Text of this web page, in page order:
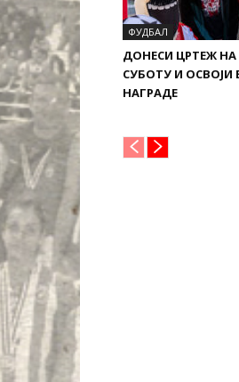
ФУДБАЛ
ДОНЕСИ ЦРТЕЖ
СУБОТУ И ОСВОЈИ
НАГРАДЕ